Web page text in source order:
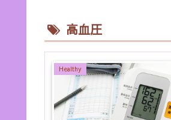
高血圧
Healthy